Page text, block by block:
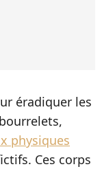
éradiquer les
physiques
Ces corps